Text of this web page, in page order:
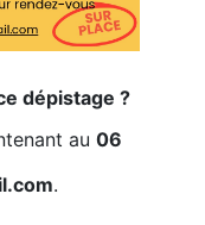
dépistage ?
au 06
.